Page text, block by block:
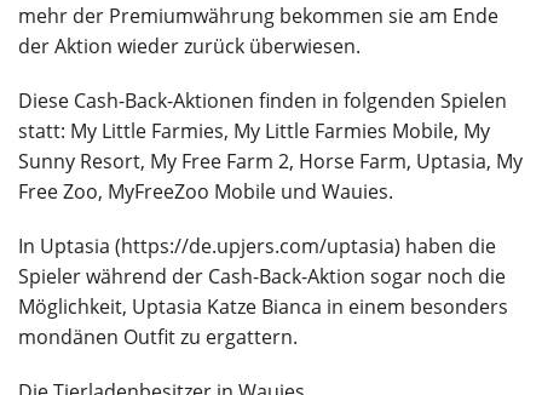
mehr der Premiumwährung bekommen sie am Ende
der Aktion wieder zurück überwiesen.
Diese Cash-Back-Aktionen finden in folgenden Spielen
statt: My Little Farmies, My Little Farmies Mobile, My
Sunny Resort, My Free Farm 2, Horse Farm, Uptasia, My
Free Zoo, MyFreeZoo Mobile und Wauies.
In Uptasia (https://de.upjers.com/uptasia) haben die
Spieler während der Cash-Back-Aktion sogar noch die
Möglichkeit, Uptasia Katze Bianca in einem besonders
mondänen Outfit zu ergattern.